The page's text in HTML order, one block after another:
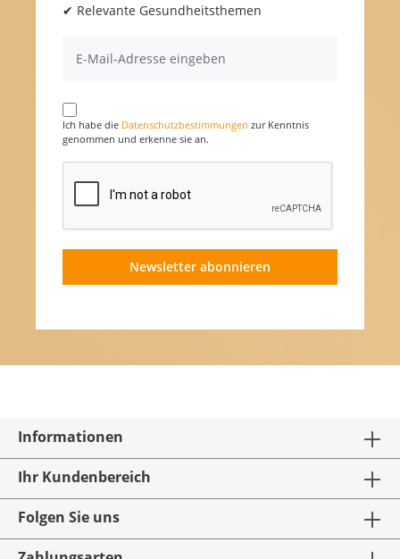
✔ Relevante Gesundheitsthemen
Ich habe die Datenschutzbestimmungen zur Kenntnis
genommen und erkenne sie an.
Newsletter abonnieren
Informationen
Ihr Kundenbereich
Folgen Sie uns